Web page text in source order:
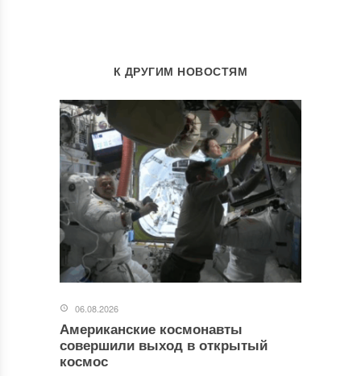
К ДРУГИМ НОВОСТЯМ
06.08.2026
Американские космонавты
совершили выход в открытый
космос